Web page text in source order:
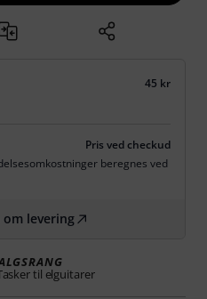
45 kr
Pris ved checkud
beregnes ved
levering
til elguitarer